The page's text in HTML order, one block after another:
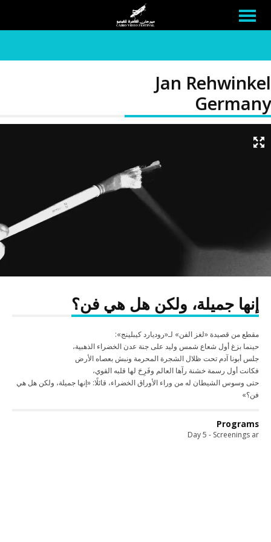
Jan Rehwinkel
Germany
إنها جميلة، ولكن هل هي فن؟
مقطع من قصيدة «لغز الفن» لـ«روديارد كيبلينج»:
حينما بزغ أول شعاع شمس وليد على جنة عدن الخضراء الذهبية،
جلس أبونا آدم تحت ظلال الشجرة المحرمة ونبش بعصاه الأرض
فكانت أول رسمة خشنة رآها العالم وفَرِحَ لها قلبه القوي،
حتى وسوس الشيطان له من وراء الأوراق الخضراء، قائلًا: «إنها جميلة، ولكن هل هي
فن؟»
Programs
Day 5 - Screenings ar